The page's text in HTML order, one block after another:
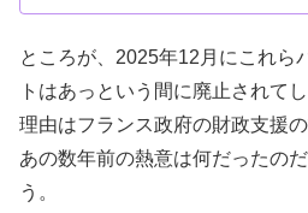
ところが、2025年12月にこれら
トはあっという間に廃止されてし
理由はフランス政府の財政支援
あの数年前の熱意は何だったの
う。